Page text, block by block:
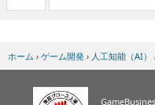
ホーム › ゲーム開発 › 人工知能（AI）